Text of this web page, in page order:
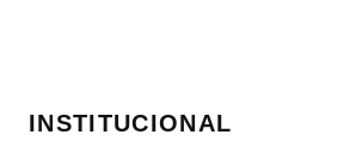
INSTITUCIONAL